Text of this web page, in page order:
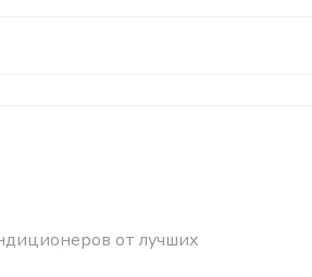
от лучших